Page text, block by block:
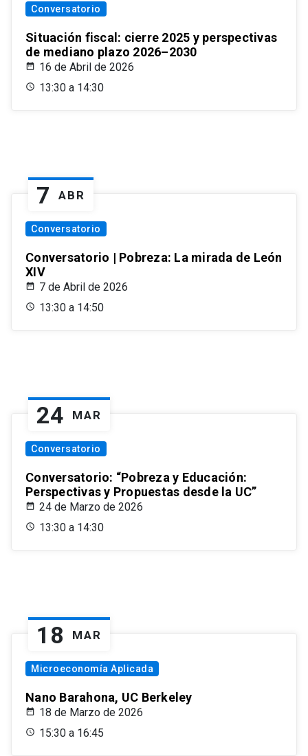
Conversatorio
Situación fiscal: cierre 2025 y perspectivas
de mediano plazo 2026–2030
16 de Abril de 2026
13:30 a 14:30
7 ABR
Conversatorio
Conversatorio | Pobreza: La mirada de León
XIV
7 de Abril de 2026
13:30 a 14:50
24 MAR
Conversatorio
Conversatorio: “Pobreza y Educación:
Perspectivas y Propuestas desde la UC”
24 de Marzo de 2026
13:30 a 14:30
18 MAR
Microeconomía Aplicada
Nano Barahona, UC Berkeley
18 de Marzo de 2026
15:30 a 16:45